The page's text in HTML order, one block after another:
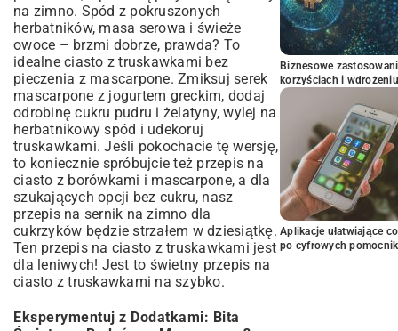
na zimno. Spód z pokruszonych
herbatników, masa serowa i świeże
owoce – brzmi dobrze, prawda? To
idealne ciasto z truskawkami bez
pieczenia z mascarpone. Zmiksuj serek
mascarpone z jogurtem greckim, dodaj
odrobinę cukru pudru i żelatyny, wylej na
herbatnikowy spód i udekoruj
truskawkami. Jeśli pokochacie tę wersję,
to koniecznie spróbujcie też przepis na
ciasto z borówkami i mascarpone, a dla
szukających opcji bez cukru, nasz
przepis na sernik na zimno dla
cukrzyków będzie strzałem w dziesiątkę.
Ten przepis na ciasto z truskawkami jest
dla leniwych! Jest to świetny przepis na
ciasto z truskawkami na szybko.
Eksperymentuj z Dodatkami: Bita
Biznesowe
korzyściach i wdrożeniu
Aplikacje ułatwiające
po cyfrowych